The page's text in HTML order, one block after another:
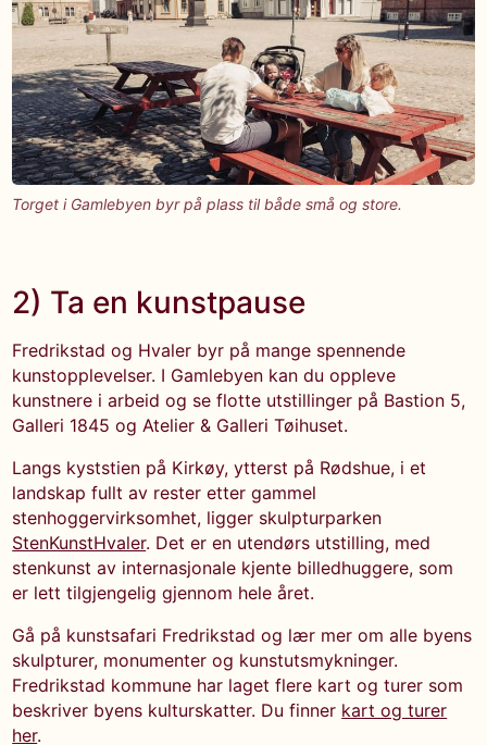
Torget i Gamlebyen byr på plass til både små og store.
2) Ta en kunstpause
Fredrikstad og Hvaler byr på mange spennende
kunstopplevelser. I Gamlebyen kan du oppleve
kunstnere i arbeid og se flotte utstillinger på Bastion 5,
Galleri 1845 og Atelier & Galleri Tøihuset.
Langs kyststien på Kirkøy, ytterst på Rødshue, i et
landskap fullt av rester etter gammel
stenhoggervirksomhet, ligger skulpturparken
StenKunstHvaler. Det er en utendørs utstilling, med
stenkunst av internasjonale kjente billedhuggere, som
er lett tilgjengelig gjennom hele året.
Gå på kunstsafari Fredrikstad og lær mer om alle byens
skulpturer, monumenter og kunstutsmykninger.
Fredrikstad kommune har laget flere kart og turer som
beskriver byens kulturskatter. Du finner kart og turer
her.